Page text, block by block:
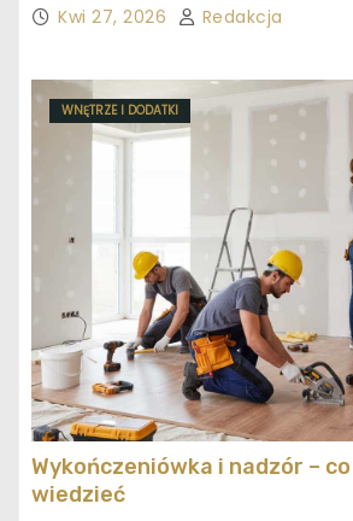
Kwi 27, 2026 Redakcja
WNĘTRZE I DODATKI
Wykończeniówka i nadzór –
wiedzieć